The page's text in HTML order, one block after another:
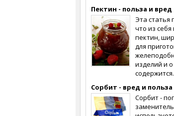
Пектин - польза и вред
Эта статья
что из
пектин,
для
изделий и
содержится.
Сорбит - вред и польза
Сорбит -